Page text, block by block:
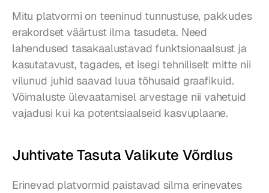
Mitu platvormi on teeninud tunnustuse, pakkudes
erakordset väärtust ilma tasudeta. Need
lahendused tasakaalustavad funktsionaalsust ja
kasutatavust, tagades, et isegi tehniliselt mitte nii
vilunud juhid saavad luua tõhusaid graafikuid.
Võimaluste ülevaatamisel arvestage nii vahetuid
vajadusi kui ka potentsiaalseid kasvuplaane.
Juhtivate Tasuta Valikute Võrdlus
Erinevad platvormid paistavad silma erinevates